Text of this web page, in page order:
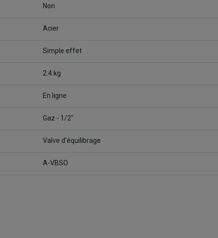
Non
Acier
Simple effet
2.4 kg
En ligne
Gaz - 1/2"
Valve d'équilibrage
A-VBSO